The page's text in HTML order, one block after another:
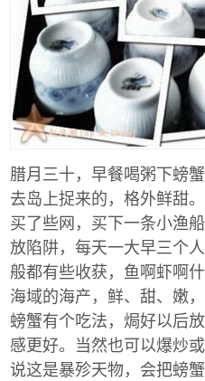
腊月三十，早餐喝粥下螃
去岛上捉来的，格外鲜甜
买了些网，买下一条小渔
放陷阱，每天一大早三个
般都有些收获，鱼啊虾啊
海域的海产，鲜、甜、嫩
螃蟹有个吃法，焗好以后
感更好。当然也可以爆炒
说这是暴殄天物，会把螃